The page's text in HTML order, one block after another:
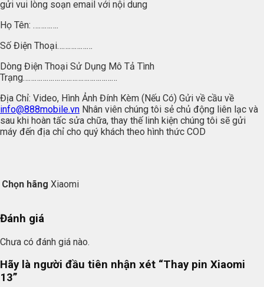
gửi vui lòng soạn email với nội dung
Họ Tên: ………….
Số Điện Thoại………………
Dòng Điện Thoại Sử Dụng Mô Tả Tình
Trạng…………………………………………
Địa Chỉ: Video, Hình Ảnh Đính Kèm (Nếu Có) Gửi về cầu về
info@888mobile.vn Nhân viên chúng tôi sẻ chủ động liên lạc và
sau khi hoàn tấc sửa chữa, thay thế linh kiện chúng tôi sẽ gửi
máy đến địa chỉ cho quý khách theo hình thức COD
Chọn hãng Xiaomi
Đánh giá
Chưa có đánh giá nào.
Hãy là người đầu tiên nhận xét “Thay pin Xiaomi
13”